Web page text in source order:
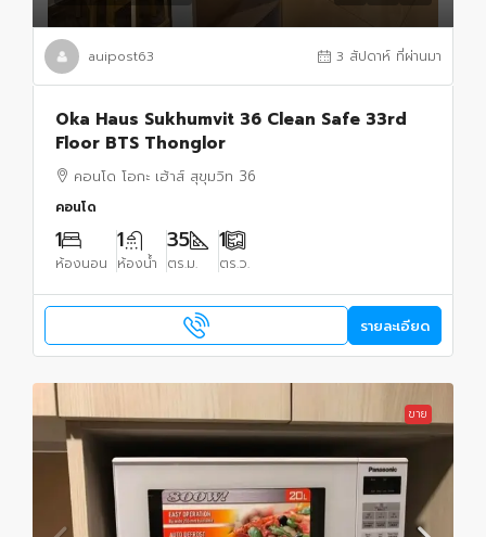
auipost63 3 สัปดาห์ ที่ผ่านมา
Oka Haus Sukhumvit 36 Clean Safe 33rd
Floor BTS Thonglor
คอนโด โอกะ เฮ้าส์ สุขุมวิท 36
คอนโด
1
ห้องนอน
1
ห้องน้ำ
35
ตร.ม.
1
ตร.ว.
รายละเอียด
ขาย